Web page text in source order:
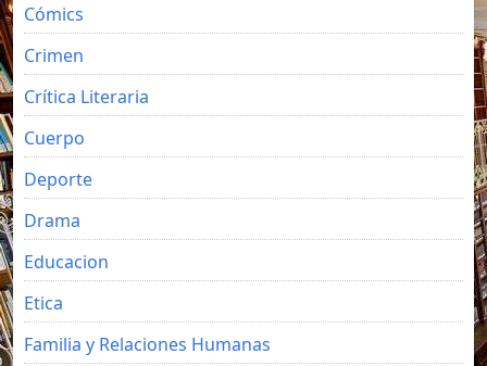
Cómics
Crimen
Crítica Literaria
Cuerpo
Deporte
Drama
Educacion
Etica
Familia y Relaciones Humanas